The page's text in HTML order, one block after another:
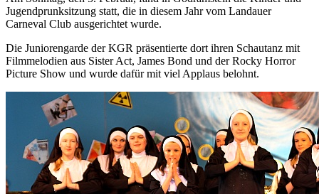
Jugendprunksitzung statt, die in diesem Jahr vom Landauer
Carneval Club ausgerichtet wurde.
Die Juniorengarde der KGR präsentierte dort ihren Schautanz mit
Filmmelodien aus Sister Act, James Bond und der Rocky Horror
Picture Show und wurde dafür mit viel Applaus belohnt.